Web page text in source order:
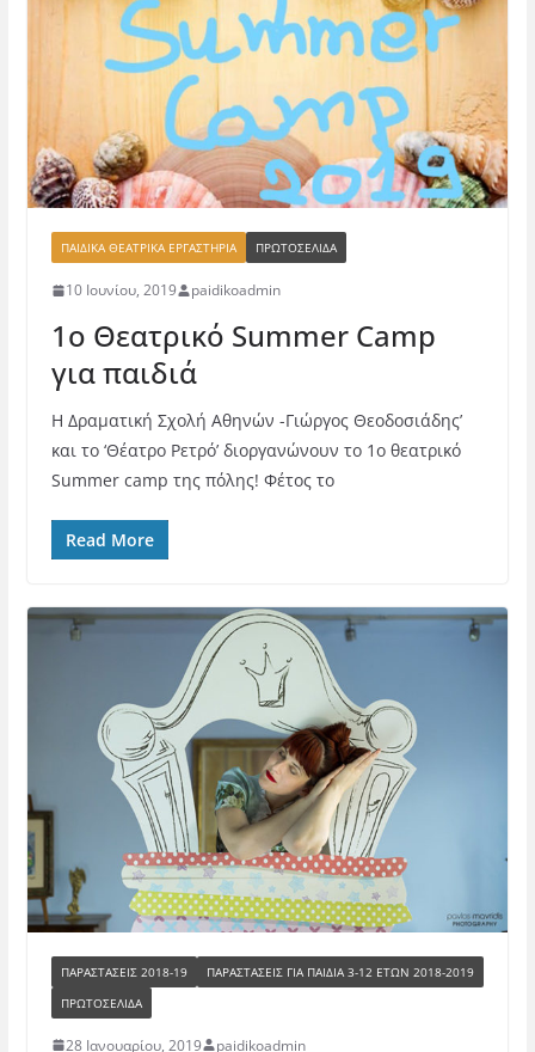
ΠΑΙΔΙΚΑ ΘΕΑΤΡΙΚΑ ΕΡΓΑΣΤΗΡΙΑ ΠΡΩΤΟΣΕΛΙΔΑ
10 Ιουνίου, 2019 paidikoadmin
1ο Θεατρικό Summer Camp
για παιδιά
H Δραματική Σχολή Αθηνών -Γιώργος Θεοδοσιάδης’
και το ‘Θέατρο Ρετρό’ διοργανώνουν το 1ο θεατρικό
Summer camp της πόλης! Φέτος το
Read More
ΠΑΡΑΣΤΑΣΕΙΣ 2018-19
ΠΑΡΑΣΤΆΣΕΙΣ ΓΙΑ ΠΑΙΔΙΆ 3-12 ΕΤΏΝ 2018-2019
ΠΡΩΤΟΣΕΛΙΔΑ
28 Ιανουαρίου, 2019 paidikoadmin